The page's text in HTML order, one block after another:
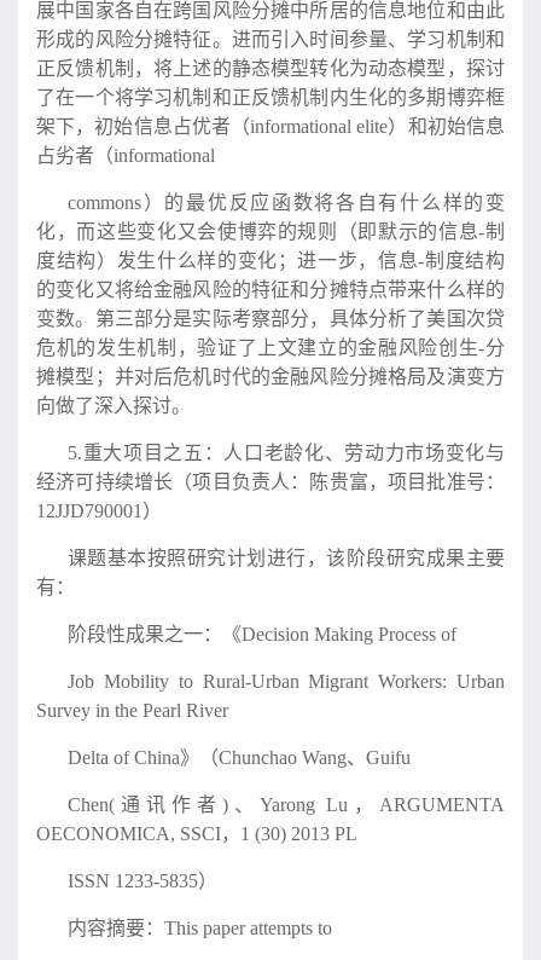
展中国家各自在跨国风险分摊中所居的信息地位和由此
形成的风险分摊特征。进而引入时间参量、学习机制和
正反馈机制，将上述的静态模型转化为动态模型，探讨
了在一个将学习机制和正反馈机制内生化的多期博弈框
架下，初始信息占优者（informational elite）和初始信息
占劣者（informational
commons）的最优反应函数将各自有什么样的变
化，而这些变化又会使博弈的规则（即默示的信息-制
度结构）发生什么样的变化；进一步，信息-制度结构
的变化又将给金融风险的特征和分摊特点带来什么样的
变数。第三部分是实际考察部分，具体分析了美国次贷
危机的发生机制，验证了上文建立的金融风险创生-分
摊模型；并对后危机时代的金融风险分摊格局及演变方
向做了深入探讨。
5.重大项目之五：人口老龄化、劳动力市场变化与
经济可持续增长（项目负责人：陈贵富，项目批准号：
12JJD790001）
课题基本按照研究计划进行，该阶段研究成果主要
有：
阶段性成果之一：《Decision Making Process of
Job Mobility to Rural-Urban Migrant Workers: Urban
Survey in the Pearl River
Delta of China》（Chunchao Wang、Guifu
Chen(通讯作者)、Yarong Lu，ARGUMENTA
OECONOMICA, SSCI，1 (30) 2013 PL
ISSN 1233-5835）
内容摘要：This paper attempts to